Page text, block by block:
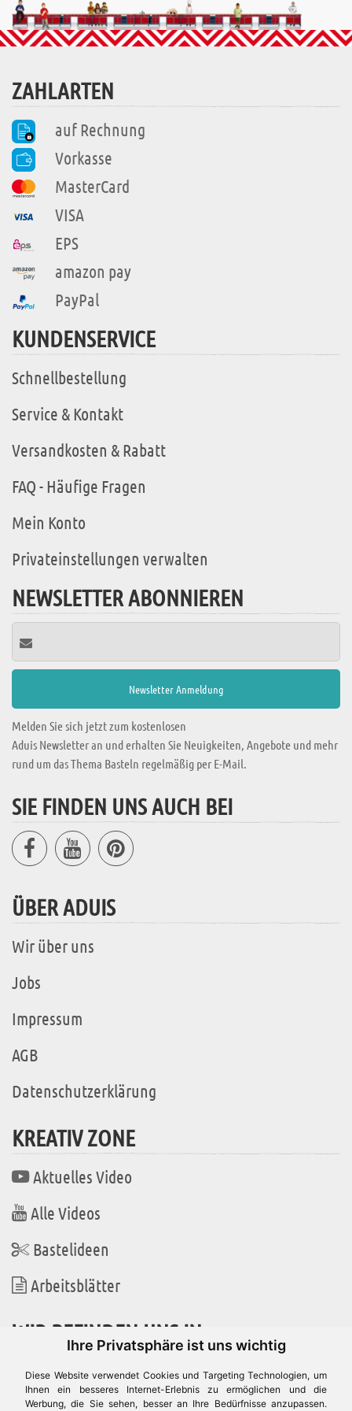
Ihre Privatsphäre ist uns wichtig
Diese Website verwendet Cookies und Targeting Technologien, um
Ihnen ein besseres Internet-Erlebnis zu ermöglichen und die
Werbung, die Sie sehen, besser an Ihre Bedürfnisse anzupassen.
ZAHLARTEN
auf Rechnung
Vorkasse
MasterCard
VISA
EPS
amazon pay
PayPal
KUNDENSERVICE
Schnellbestellung
Service & Kontakt
Versandkosten & Rabatt
FAQ - Häufige Fragen
Mein Konto
Privateinstellungen verwalten
NEWSLETTER ABONNIEREN
Melden Sie sich jetzt zum kostenlosen
Aduis Newsletter an und erhalten Sie Neuigkeiten, Angebote und mehr
rund um das Thema Basteln regelmäßig per E-Mail.
SIE FINDEN UNS AUCH BEI
ÜBER ADUIS
Wir über uns
Jobs
Impressum
AGB
Datenschutzerklärung
KREATIV ZONE
Aktuelles Video
Alle Videos
Bastelideen
Arbeitsblätter
WIR BEFINDEN UNS IN